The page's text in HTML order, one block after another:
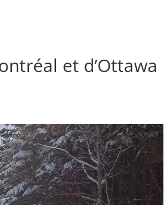
et d’Ottawa